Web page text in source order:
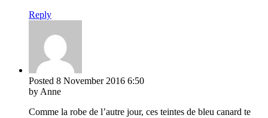
Reply
Posted 8 November 2016 6:50
by Anne
Comme la robe de l’autre jour, ces teintes de bleu canard te